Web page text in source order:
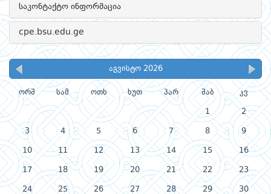
საკონტაქტო ინფორმაცია
cpe.bsu.edu.ge
აგვისტო 2026
ორშ სამ ოთხ ხუთ პარ შაბ კვ
1 2
3 4 5 6 7 8 9
10 11 12 13 14 15 16
17 18 19 20 21 22 23
24 25 26 27 28 29 30